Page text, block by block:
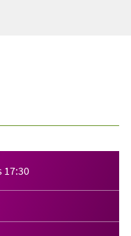
17:30